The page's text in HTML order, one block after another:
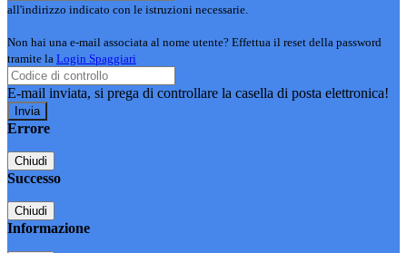
all'indirizzo indicato con le istruzioni necessarie.
Non hai una e-mail associata al nome utente? Effettua il reset della password
tramite la Login Spaggiari
E-mail inviata, si prega di controllare la casella di posta elettronica!
Errore
Chiudi
Successo
Chiudi
Informazione